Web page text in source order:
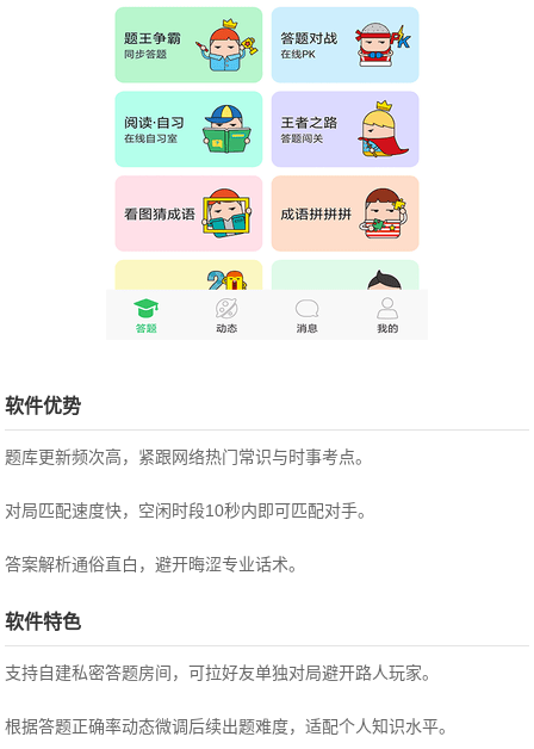
软件优势
题库更新频次高，紧跟网络热门常识与时事考点。
对局匹配速度快，空闲时段10秒内即可匹配对手。
答案解析通俗直白，避开晦涩专业话术。
软件特色
支持自建私密答题房间，可拉好友单独对局避开路人玩家。
根据答题正确率动态微调后续出题难度，适配个人知识水平。